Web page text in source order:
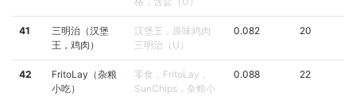
41
三明治（汉堡
王，鸡肉）
汉堡王，原味鸡肉
三明治（U）
0.082 20
42
FritoLay（杂粮
小吃）
零食，FritoLay，
SunChips，杂粮小
0.088 22